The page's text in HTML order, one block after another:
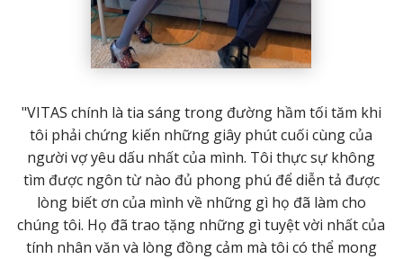
"VITAS chính là tia sáng trong đường hầm tối tăm khi
tôi phải chứng kiến những giây phút cuối cùng của
người vợ yêu dấu nhất của mình. Tôi thực sự không
tìm được ngôn từ nào đủ phong phú để diễn tả được
lòng biết ơn của mình về những gì họ đã làm cho
chúng tôi. Họ đã trao tặng những gì tuyệt vời nhất của
tính nhân văn và lòng đồng cảm mà tôi có thể mong